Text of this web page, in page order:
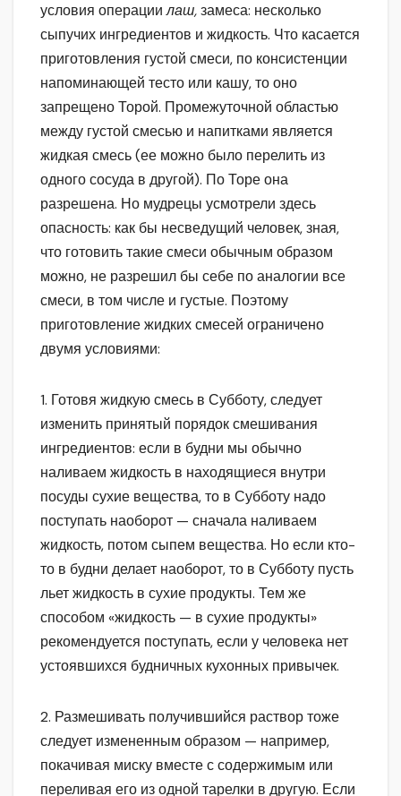
условия операциилаш,замеса: несколько
сыпучих ингредиентов и жидкость. Что касается
приготовления густой смеси, по консистенции
напоминающей тесто или кашу, то оно
запрещено Торой. Промежуточной областью
между густой смесью и напитками является
жидкая смесь (ее можно было перелить из
одного сосуда в другой). По Торе она
разрешена. Но мудрецы усмотрели здесь
опасность: как бы несведущий человек, зная,
что готовить такие смеси обычным образом
можно, не разрешил бы себе по аналогии все
смеси, в том числе и густые. Поэтому
приготовление жидких смесей ограничено
двумя условиями:
1. Готовя жидкую смесь в Субботу, следует
изменить принятый порядок смешивания
ингредиентов: если в будни мы обычно
наливаем жидкость в находящиеся внутри
посуды сухие вещества, то в Субботу надо
поступать наоборот — сначала наливаем
жидкость, потом сыпем вещества. Но если кто-
то в будни делает наоборот, то в Субботу пусть
льет жидкость в сухие продукты. Тем же
способом «жидкость — в сухие продукты»
рекомендуется поступать, если у человека нет
устоявшихся будничных кухонных привычек.
2. Размешивать получившийся раствор тоже
следует измененным образом — например,
покачивая миску вместе с содержимым или
переливая его из одной тарелки в другую. Если